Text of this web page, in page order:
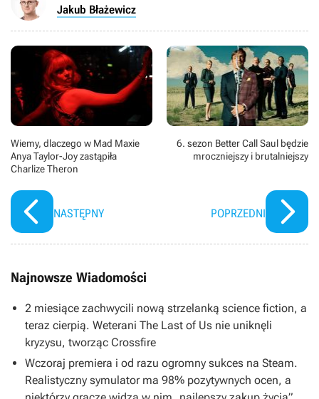
Jakub Błażewicz
Wiemy, dlaczego w Mad Maxie
Anya Taylor-Joy zastąpiła
Charlize Theron
NASTĘPNY
6. sezon Better Call Saul będzie
mroczniejszy i brutalniejszy
POPRZEDNI
Najnowsze Wiadomości
2 miesiące zachwycili nową strzelanką science fiction, a
teraz cierpią. Weterani The Last of Us nie uniknęli
kryzysu, tworząc Crossfire
Wczoraj premiera i od razu ogromny sukces na Steam.
Realistyczny symulator ma 98% pozytywnych ocen, a